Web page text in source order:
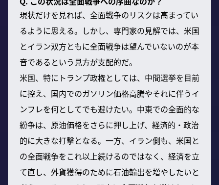
現状だけを見れば、全面戦争のリスクは高まってい
るように思える。しかし、専門家の見解では、米国
とイラン双方ともに全面戦争は望んでいないのが本
音であるという見方が支配的だ。
米国、特にトランプ政権としては、中間選挙を目前
に控え、国内でのガソリン価格高騰やそれに伴うイ
ンフレを何としてでも避けたい。中東での全面的な
紛争は、原油価格をさらに押し上げ、経済的・政治
的に大きな打撃となる。一方、イラン側も、米国と
の全面戦争をこれ以上続けるのではなく、経済を立
て直し、外貨獲得のために石油輸出を増やしたいと